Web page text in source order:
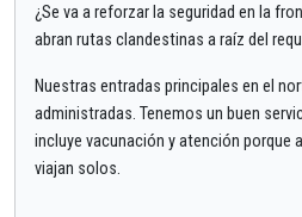
¿Se va a reforzar la seguridad en la
abran rutas clandestinas a raíz del
Nuestras entradas principales en el
administradas. Tenemos un buen
incluye vacunación y atención porque
viajan solos.